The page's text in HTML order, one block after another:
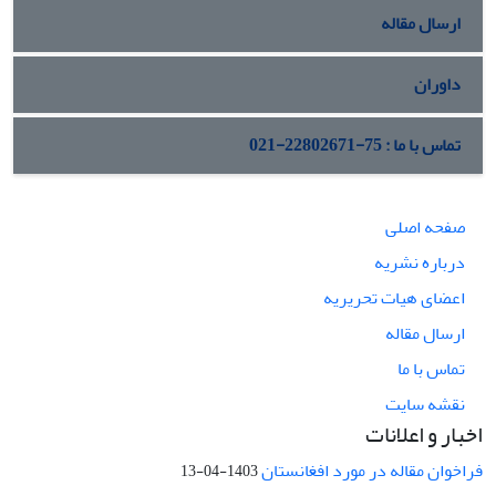
ارسال مقاله
داوران
تماس با ما : 75-22802671-021
صفحه اصلی
درباره نشریه
اعضای هیات تحریریه
ارسال مقاله
تماس با ما
نقشه سایت
اخبار و اعلانات
فراخوان مقاله در مورد افغانستان1403-04-13